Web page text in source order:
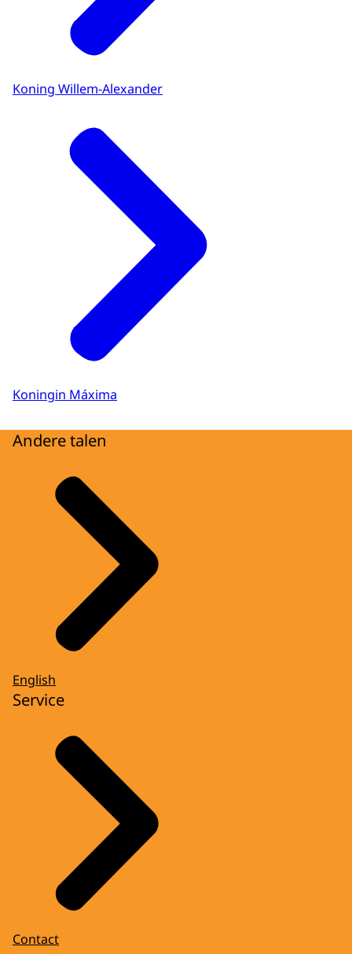
Koning Willem-Alexander
Koningin Máxima
Andere talen
English
Service
Contact